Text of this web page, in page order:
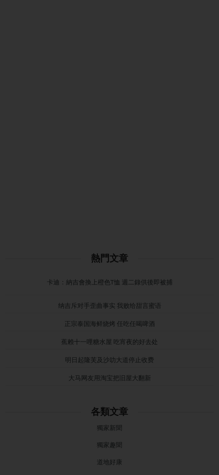
熱門文章
卡迪：納吉會換上橙色T恤 週二錄供後即被捕
纳吉斥对手歪曲事实 我败给甜言蜜语
正宗泰国海鲜烧烤 任吃任喝啤酒
蕉赖十一哩糖水屋 吃宵夜的好去处
明日起隆芙及沙叻大道停止收费
大马网友用淘宝把旧屋大翻新
各類文章
獨家新聞
獨家趣聞
道地好康